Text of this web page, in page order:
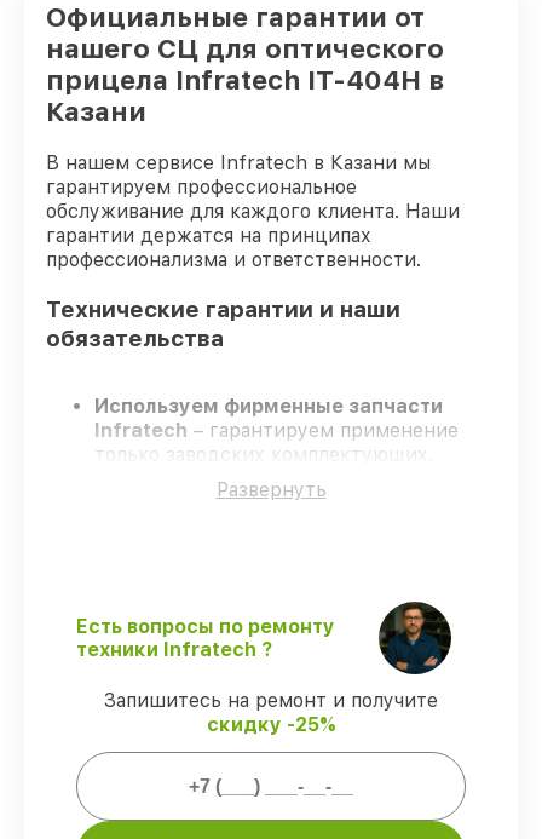
Официальные гарантии от
нашего СЦ для оптического
прицела Infratech IT-404H в
Казани
В нашем сервисе Infratech в Казани мы
гарантируем профессиональное
обслуживание для каждого клиента. Наши
гарантии держатся на принципах
профессионализма и ответственности.
Технические гарантии и наши
обязательства
Используем фирменные запчасти
Infratech – гарантируем применение
только заводских комплектующих.
Опытные специалисты
строгий отбор, что обеспечивает
ремонт оптического прицела Infratech
IT-404H без задержек.
Официальная гарантия
– все все виды
ремонта защищены сервисной
гарантией.
Мы гарантируем:
Развернуть
Есть вопросы по ремонту
техники Infratech ?
Запишитесь на ремонт и получите
скидку -25%